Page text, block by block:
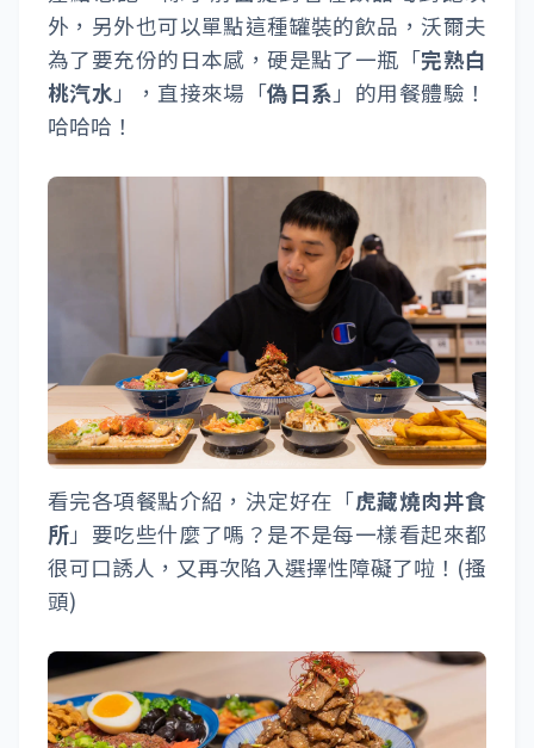
外，另外也可以單點這種罐裝的飲品，沃爾夫
為了要充份的日本感，硬是點了一瓶「完熟白
桃汽水 」，直接來場「偽日系 」的用餐體驗！
哈哈哈！
看完各項餐點介紹，決定好在「虎藏燒肉丼食
所」要吃些什麼了嗎？是不是每一樣看起來都
很可口誘人，又再次陷入選擇性障礙了啦！(搔
頭)